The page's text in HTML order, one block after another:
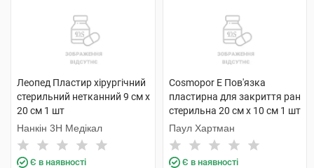
Леопед Пластир хірургічний
стерильний нетканний 9 см х
20 см 1 шт
Нанкін 3H Медікал
Є в наявності
Cosmopor E Пов'язка
пластирна для закриття ран
стерильна 20 см х 10 см 1 шт
Паул Хартман
Є в наявності